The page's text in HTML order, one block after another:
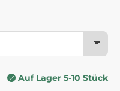
Auf Lager 5-10 Stück